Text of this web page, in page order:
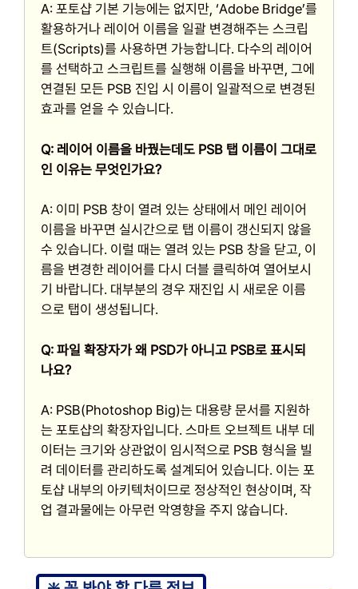
A: 포토샵 기본 기능에는 없지만, ‘Adobe Bridge’를
활용하거나 레이어 이름을 일괄 변경해주는 스크립
트(Scripts)를 사용하면 가능합니다. 다수의 레이어
를 선택하고 스크립트를 실행해 이름을 바꾸면, 그에
연결된 모든 PSB 진입 시 이름이 일괄적으로 변경된
효과를 얻을 수 있습니다.
Q: 레이어 이름을 바꿨는데도 PSB 탭 이름이 그대로
인 이유는 무엇인가요?
A: 이미 PSB 창이 열려 있는 상태에서 메인 레이어
이름을 바꾸면 실시간으로 탭 이름이 갱신되지 않을
수 있습니다. 이럴 때는 열려 있는 PSB 창을 닫고, 이
름을 변경한 레이어를 다시 더블 클릭하여 열어보시
기 바랍니다. 대부분의 경우 재진입 시 새로운 이름
으로 탭이 생성됩니다.
Q: 파일 확장자가 왜 PSD가 아니고 PSB로 표시되
나요?
A: PSB(Photoshop Big)는 대용량 문서를 지원하
는 포토샵의 확장자입니다. 스마트 오브젝트 내부 데
이터는 크기와 상관없이 임시적으로 PSB 형식을 빌
려 데이터를 관리하도록 설계되어 있습니다. 이는 포
토샵 내부의 아키텍처이므로 정상적인 현상이며, 작
업 결과물에는 아무런 악영향을 주지 않습니다.